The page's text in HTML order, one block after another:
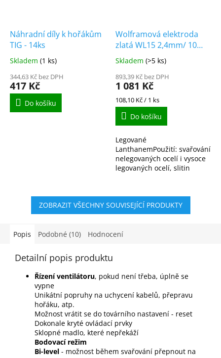
Náhradní díly k hořákům
TIG - 14ks
Skladem (1 ks)
344,63 Kč bez DPH
417 Kč
Do košíku
Wolframová elektroda
zlatá WL15 2,4mm/ 10
kusů
Skladem (>5 ks)
893,39 Kč bez DPH
1 081 Kč
Měrná
cena:
108,10 Kč / 1 ks
Do košíku
Legované
LanthanemPoužití: svařování
nelegovaných ocelí i vysoce
legovaných ocelí, slitin
ZOBRAZIT VŠECHNY SOUVISEJÍCÍ PRODUKTY
Popis Podobné (10) Hodnocení
Detailní popis produktu
Řízení ventilátoru, pokud není třeba, úplně se
vypne
Unikátní popruhy na uchycení kabelů, přepravu
hořáku, atp.
Možnost vrátit se do továrního nastavení - reset
Dokonale kryté ovládací prvky
Sklopné madlo, které nepřekáží
Bodovací režim
Bi-level - možnost během svařování přepnout na